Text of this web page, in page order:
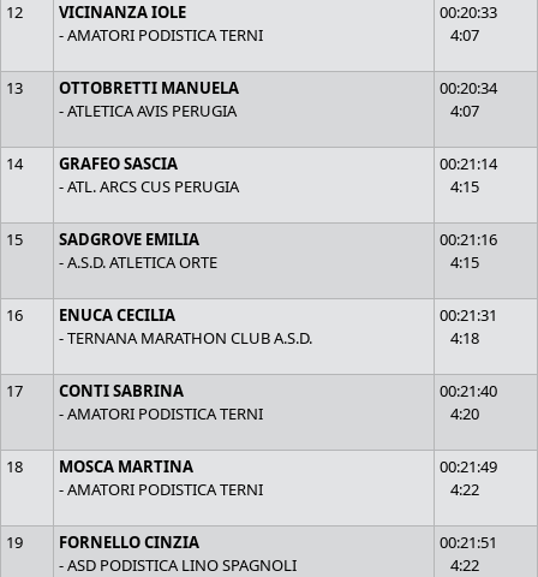
12
VICINANZA IOLE
- AMATORI PODISTICA TERNI
00:20:33
4:07
13
OTTOBRETTI MANUELA
- ATLETICA AVIS PERUGIA
00:20:34
4:07
14
GRAFEO SASCIA
- ATL. ARCS CUS PERUGIA
00:21:14
4:15
15
SADGROVE EMILIA
- A.S.D. ATLETICA ORTE
00:21:16
4:15
16
ENUCA CECILIA
- TERNANA MARATHON CLUB A.S.D.
00:21:31
4:18
17
CONTI SABRINA
- AMATORI PODISTICA TERNI
00:21:40
4:20
18
MOSCA MARTINA
- AMATORI PODISTICA TERNI
00:21:49
4:22
19
FORNELLO CINZIA
- ASD PODISTICA LINO SPAGNOLI
00:21:51
4:22